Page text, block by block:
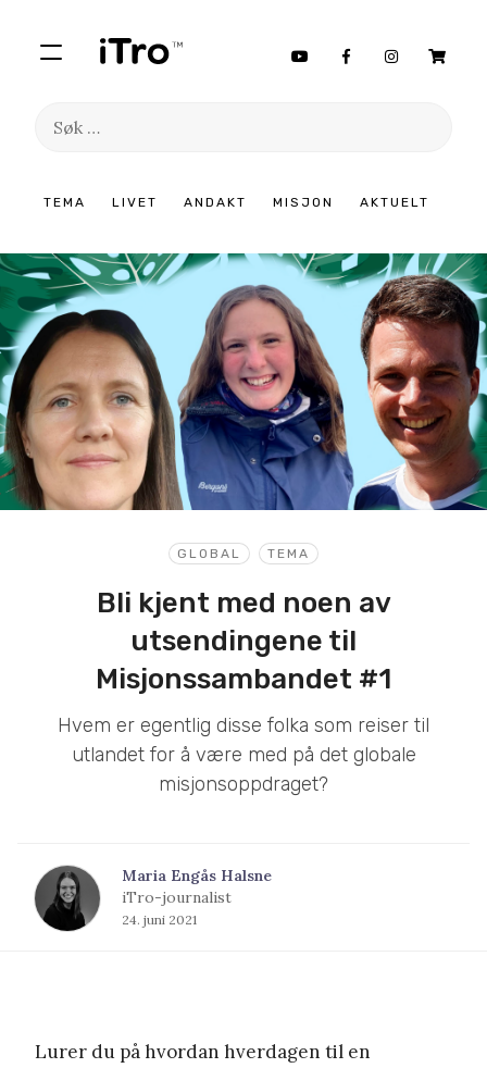
TEMA LIVET ANDAKT MISJON AKTUELT
Søk
innhold
GLOBAL TEMA
Bli kjent med noen av
utsendingene til
Misjonssambandet #1
Hvem er egentlig disse folka som reiser til
utlandet for å være med på det globale
misjonsoppdraget?
Maria Engås Halsne
iTro-journalist
24. juni 2021
Lurer du på hvordan hverdagen til en